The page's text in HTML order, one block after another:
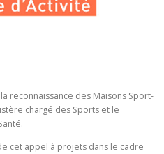
reconnaissance des Maisons Sport-
chargé des Sports et le
cet appel à projets dans le cadre